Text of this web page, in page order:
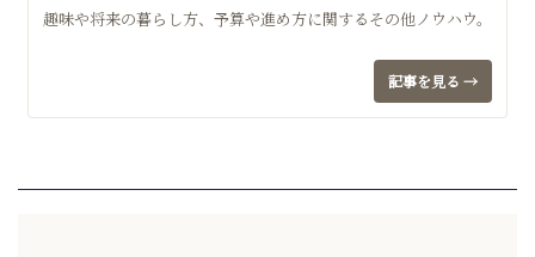
趣味や将来の暮らし方、予算や進め方に関するその他ノウハウ。
記事を見る →